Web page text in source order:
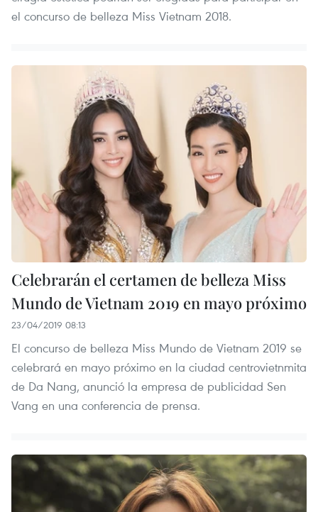
el concurso de belleza Miss Vietnam 2018.
Celebrarán el certamen de belleza Miss
Mundo de Vietnam 2019 en mayo próximo
23/04/2019 08:13
El concurso de belleza Miss Mundo de Vietnam 2019 se
celebrará en mayo próximo en la ciudad centrovietnmita
de Da Nang, anunció la empresa de publicidad Sen
Vang en una conferencia de prensa.